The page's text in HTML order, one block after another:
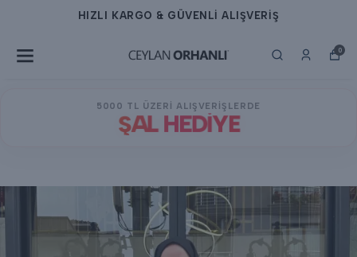
HIZLI KARGO & GÜVENLİ ALIŞVERİŞ
0
5000 TL ÜZERİ ALIŞVERİŞLERDE
ŞAL HEDİYE